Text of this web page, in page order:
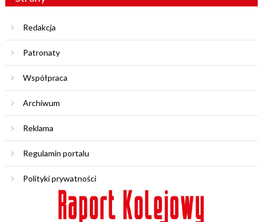
Redakcja
Patronaty
Współpraca
Archiwum
Reklama
Regulamin portalu
Polityki prywatności